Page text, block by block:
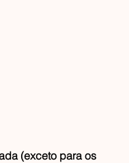
(exceto para os